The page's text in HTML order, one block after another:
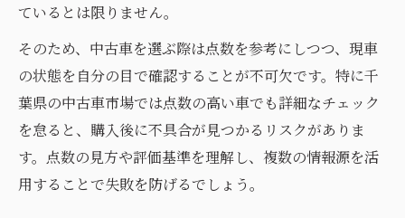
ているとは限りません。
そのため、中古車を選ぶ際は点数を参考にしつつ、現車
の状態を自分の目で確認することが不可欠です。特に千
葉県の中古車市場では点数の高い車でも詳細なチェック
を怠ると、購入後に不具合が見つかるリスクがありま
す。点数の見方や評価基準を理解し、複数の情報源を活
用することで失敗を防げるでしょう。